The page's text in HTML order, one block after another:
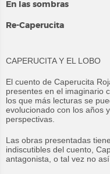
En las sombras
Re-Caperucita
CAPERUCITA Y EL LOBO
El cuento de Caperucita
presentes en el imaginario
los que más lecturas se
evolucionado con los años
perspectivas.
Las obras presentadas
indiscutibles del cuento,
antagonista, o tal vez no